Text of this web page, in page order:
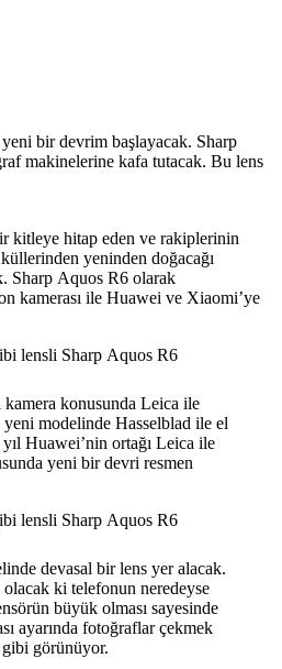
bir devrim başlayacak. Sharp
makinelerine kafa tutacak. Bu lens
kitleye hitap eden ve rakiplerinin
yeninden doğacağı
Sharp Aquos R6 olarak
kamerası ile Huawei ve Xiaomi’ye
konusunda Leica ile
yeni modelinde Hasselblad ile el
yıl Huawei’nin ortağı Leica ile
yeni bir devri resmen
devasal bir lens yer alacak.
ki telefonun neredeyse
büyük olması sayesinde
ayarında fotoğraflar çekmek
görünüyor.